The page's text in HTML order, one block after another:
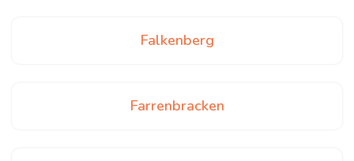
Falkenberg
Farrenbracken